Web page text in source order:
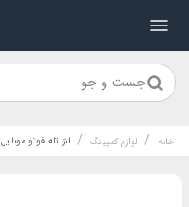
جست و جو
خانه / لوازم کمپینگ / لنز تله فوتو موبایل Apexel مدل APL-JS2040X